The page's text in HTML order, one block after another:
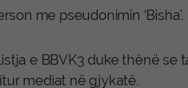
me pseudonimin ‘Bisha’.
e BBVK3 duke thënë se
mediat në gjykatë.